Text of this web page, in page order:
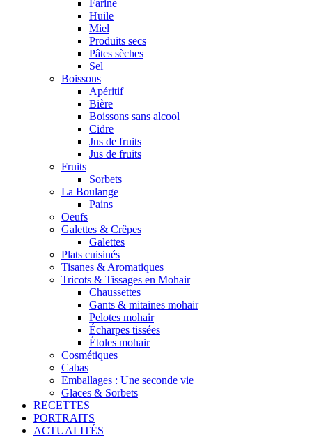
Farine
Huile
Miel
Produits secs
Pâtes sèches
Sel
Boissons
Apéritif
Bière
Boissons sans alcool
Cidre
Jus de fruits
Jus de fruits
Fruits
Sorbets
La Boulange
Pains
Oeufs
Galettes & Crêpes
Galettes
Plats cuisinés
Tisanes & Aromatiques
Tricots & Tissages en Mohair
Chaussettes
Gants & mitaines mohair
Pelotes mohair
Écharpes tissées
Étoles mohair
Cosmétiques
Cabas
Emballages : Une seconde vie
Glaces & Sorbets
RECETTES
PORTRAITS
ACTUALITÉS